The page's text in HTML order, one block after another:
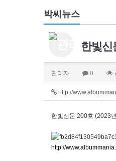
박씨뉴스
한빛신
관리자 0
http://
한빛신문 200호 (2023
http://